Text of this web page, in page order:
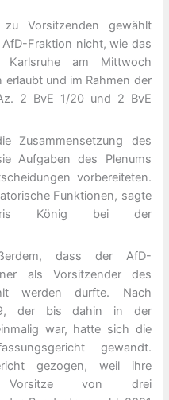
Vorsitzenden gewählt
Fraktion nicht, wie das
Karlsruhe am Mittwoch
und im Rahmen der
2 BvE 1/20 und 2 BvE
Zusammensetzung des
Aufgaben des Plenums
vorbereiteten.
Funktionen, sagte
Doris König bei der
dass der AfD-
als Vorsitzender des
werden durfte. Nach
der bis dahin in der
war, hatte sich die
gewandt.
gezogen, weil ihre
von drei